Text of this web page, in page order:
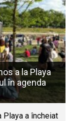
a la Playa
în agenda
Playa a încheiat